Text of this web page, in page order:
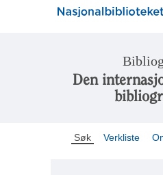
Den
Søk Verkliste